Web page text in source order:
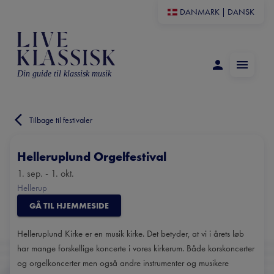
DANMARK DANSK
Din guide til klassisk musik
Tilbage til festivaler
Helleruplund Orgelfestival
1. sep. - 1. okt.
Hellerup
GÅ TIL HJEMMESIDE
Helleruplund Kirke er en musik kirke. Det betyder, at vi i årets løb
har mange forskellige koncerte i vores kirkerum. Både korskoncerter
og orgelkoncerter men også andre instrumenter og musikere